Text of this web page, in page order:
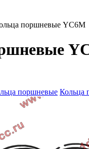
поршневые YC6M
поршневые